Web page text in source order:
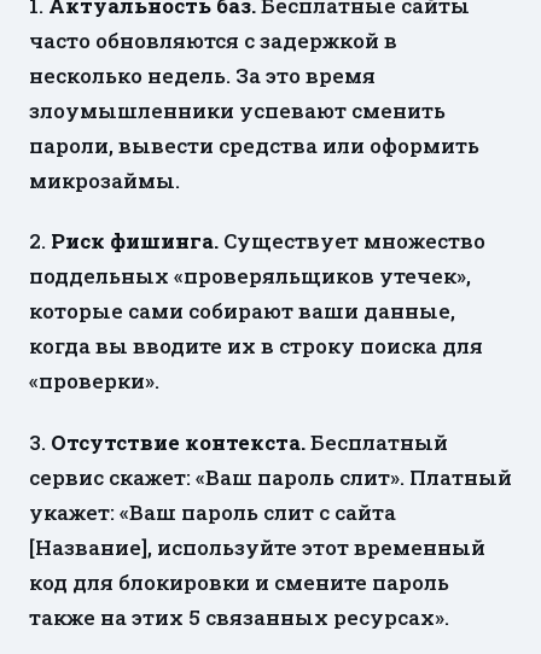
1. Актуальность баз.Бесплатные сайты
часто обновляются с задержкой в
несколько недель. За это время
злоумышленники успевают сменить
пароли, вывести средства или оформить
микрозаймы.
2. Риск фишинга. Существует множество
поддельных «проверяльщиков утечек»,
которые сами собирают ваши данные,
когда вы вводите их в строку поиска для
«проверки».
3. Отсутствие контекста.Бесплатный
сервис скажет: «Ваш пароль слит». Платный
укажет: «Ваш пароль слит с сайта
[Название], используйте этот временный
код для блокировки и смените пароль
также на этих 5 связанных ресурсах».